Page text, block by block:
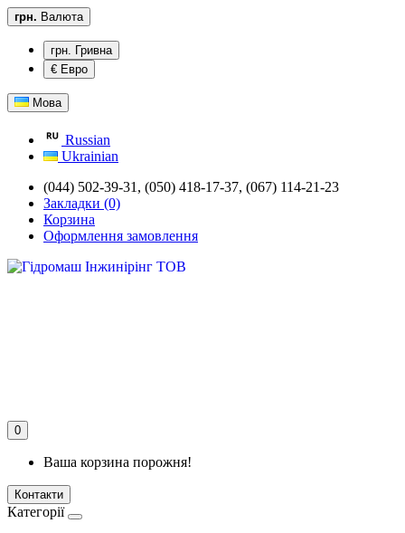
грн. Валюта
грн. Гривна
€ Евро
Мова
Russian
Ukrainian
(044) 502-39-31, (050) 418-17-37, (067) 114-21-23
Закладки (0)
Корзина
Оформлення замовлення
0
Ваша корзина порожня!
Контакти
Категорії